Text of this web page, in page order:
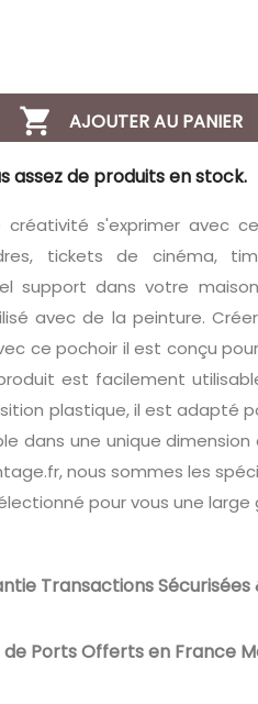
 AJOUTER AU PANIER
assez de produits en stock.
créativité s'exprimer avec
tickets de cinéma,
support dans votre
avec de la peinture.
ce pochoir il est conçu
est facilement
plastique, il est adapté
dans une unique
nous sommes les
pour vous une
Transactions
de Ports Offerts en France